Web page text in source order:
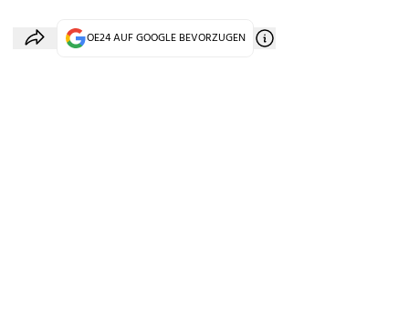
OE24 AUF GOOGLE BEVORZUGEN